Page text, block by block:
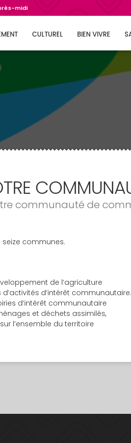
midi
CULTUREL BIEN VIVRE
communauté de
seize communes.
de l’agriculture
d’intérêt communautaire.
d’intérêt communautaire
et déchets assimilés,
l’ensemble du territoire